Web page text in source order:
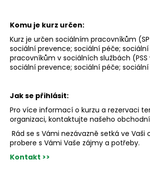
Komu je kurz určen:
Kurz je určen sociálním pracovníkům
sociální prevence; sociální péče;
pracovníkům v sociálních službách
sociální prevence; sociální péče;
Jak se přihlásit:
Pro více informací o kurzu a rezervaci
organizaci, kontaktujte našeho
Rád se s Vámi nezávazně setká ve Vaši
probere s Vámi Vaše zájmy a potřeby.
Kontakt >>